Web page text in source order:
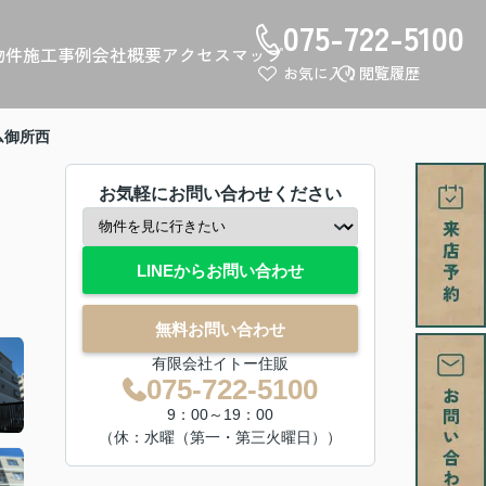
施工事例会社概要アクセスマップ075-722-5100
お気に入り 閲覧履歴
御所西
お気軽にお問い合わせください
LINEからお問い合わせ
無料お問い合わせ
有限会社イトー住販
075-722-5100
9：00～19：00
（休：水曜（第一・第三火曜日））